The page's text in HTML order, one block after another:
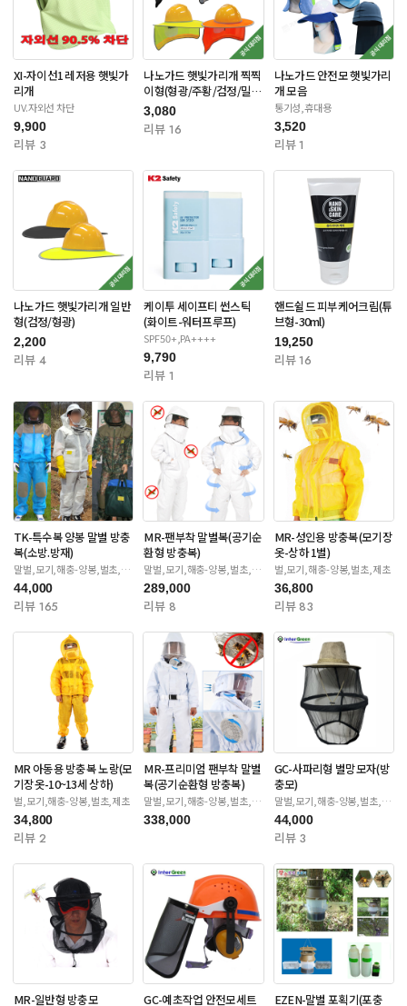
XI-자이선1 레저용 햇빛가
리개
UV.자외선 차단
9,900
리뷰 3
나노가드 햇빛가리개 찍찍
이형(형광/주황/검정/밀리
터리)
3,080
리뷰 16
나노가드 안전모 햇빛가리
개 모음
통기성,휴대용
3,520
리뷰 1
나노가드 햇빛가리개 일반
형(검정/형광)
2,200
리뷰 4
케이투 세이프티 썬스틱
(화이트-워터프루프)
SPF50+,PA++++
9,790
리뷰 1
핸드쉴드 피부케어크림(튜
브형-30ml)
19,250
리뷰 16
TK-특수복 양봉 말벌 방충
복(소방.방재)
말벌,모기,해충-양봉,벌초,제
초
44,000
리뷰 165
MR-팬부착 말벌복(공기순
환형 방충복)
말벌,모기,해충-양봉,벌초,제
초
289,000
리뷰 8
MR-성인용 방충복(모기장
옷-상하 1벌)
벌,모기,해충-양봉,벌초,제초
36,800
리뷰 83
MR 아동용 방충복 노랑(모
기장옷-10~13세 상하)
벌,모기,해충-양봉,벌초,제초
34,800
리뷰 2
MR-프리미엄 팬부착 말벌
복(공기순환형 방충복)
말벌,모기,해충-양봉,벌초,제
초
338,000
GC-사파리형 벌망모자(방
충모)
말벌,모기,해충-양봉,벌초,제
초
44,000
리뷰 3
MR-일반형 방충모
GC-예초작업 안전모세트
EZEN-말벌 포획기(포충